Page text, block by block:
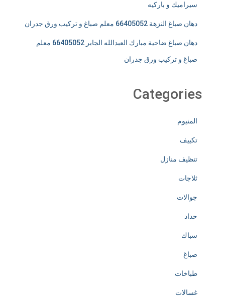
سيراميك و باركيه
دهان صباغ النزهة 66405052 معلم صباغ و تركيب ورق جدران
دهان صباغ ضاحية مبارك العبدالله الجابر 66405052 معلم
صباغ و تركيب ورق جدران
Categories
المنيوم
تكييف
تنظيف منازل
ثلاجات
جوالات
حداد
سباك
صباغ
طباخات
غسالات